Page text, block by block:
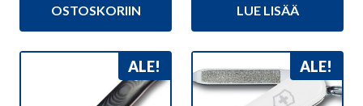
106,00 €.
99,90 €.
OSTOSKORIIN
59,90 €.
52,90 €.
LUE LISÄÄ
ALE! ALE!